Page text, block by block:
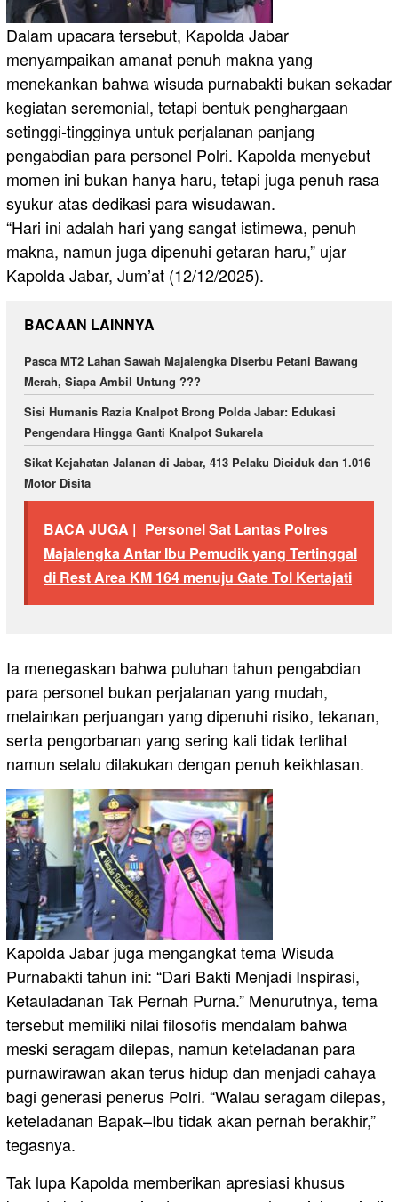
Dalam upacara tersebut, Kapolda Jabar
menyampaikan amanat penuh makna yang
menekankan bahwa wisuda purnabakti bukan sekadar
kegiatan seremonial, tetapi bentuk penghargaan
setinggi-tingginya untuk perjalanan panjang
pengabdian para personel Polri. Kapolda menyebut
momen ini bukan hanya haru, tetapi juga penuh rasa
syukur atas dedikasi para wisudawan.
“Hari ini adalah hari yang sangat istimewa, penuh
makna, namun juga dipenuhi getaran haru,” ujar
Kapolda Jabar, Jum’at (12/12/2025).
BACAAN LAINNYA
Pasca MT2 Lahan Sawah Majalengka Diserbu Petani Bawang
Merah, Siapa Ambil Untung ???
Sisi Humanis Razia Knalpot Brong Polda Jabar: Edukasi
Pengendara Hingga Ganti Knalpot Sukarela
Sikat Kejahatan Jalanan di Jabar, 413 Pelaku Diciduk dan 1.016
Motor Disita
BACA JUGA | Personel Sat Lantas Polres
Majalengka Antar Ibu Pemudik yang Tertinggal
di Rest Area KM 164 menuju Gate Tol Kertajati
Ia menegaskan bahwa puluhan tahun pengabdian
para personel bukan perjalanan yang mudah,
melainkan perjuangan yang dipenuhi risiko, tekanan,
serta pengorbanan yang sering kali tidak terlihat
namun selalu dilakukan dengan penuh keikhlasan.
Kapolda Jabar juga mengangkat tema Wisuda
Purnabakti tahun ini: “Dari Bakti Menjadi Inspirasi,
Ketauladanan Tak Pernah Purna.” Menurutnya, tema
tersebut memiliki nilai filosofis mendalam bahwa
meski seragam dilepas, namun keteladanan para
purnawirawan akan terus hidup dan menjadi cahaya
bagi generasi penerus Polri. “Walau seragam dilepas,
keteladanan Bapak–Ibu tidak akan pernah berakhir,”
tegasnya.
Tak lupa Kapolda memberikan apresiasi khusus